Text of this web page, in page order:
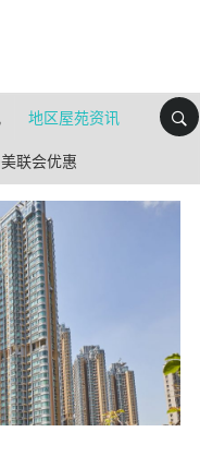
地区屋苑资讯
美联会优惠